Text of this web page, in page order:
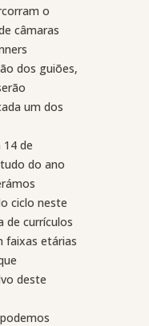
o
câmaras
dos guiões,
um dos
de
do ano
ciclo neste
de currículos
faixas etárias
deste